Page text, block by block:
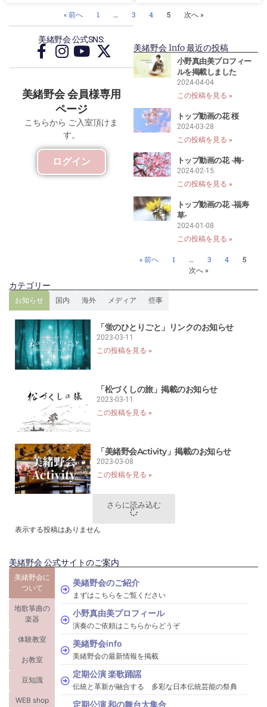
« 前へ 1 … 3 4 5 次へ »
美緒野会 公式SNS:
美緒野会 会員様専用
ページ
こちらから ご入室頂けま
す。
ログイン
美緒野会 Info 最近の投稿
小野真由美プロフィー
ルを掲載しました
2024-04-04
この投稿を見る »
トップ動画の花 桜
2024-03-28
この投稿を見る »
トップ動画の花 -梅-
2024-02-15
この投稿を見る »
トップ動画の花 -福寿
草-
2024-01-08
この投稿を見る »
« 前へ 1 … 3 4
5
次へ »
カテゴリー
お知らせ 国内 海外 メディア 些事
「蛍のひとりごと」リンクのお知らせ
2023-03-11
この投稿を見る »
「松づくしの旅」掲載のお知らせ
2023-03-11
この投稿を見る »
「美緒野会Activity」掲載のお知らせ
2023-03-08
この投稿を見る »
さらに読み込む
表示する投稿はありません
美緒野会 公式サイトのご案内
美緒野会に
ついて
地歌箏曲の
楽器
体験教室
お教室
豆知識
WEB shop
美緒野会のご紹介
まずはこちらをご覧ください
小野真由美プロフィール
演奏のご依頼はこちらからどうぞ
美緒野会info
美緒野会の最新情報を掲載
定期公演 楽歌踊謡
伝統と革新が融合する 多彩な日本伝統芸能の祭典
定期公演 和の舞台大集合